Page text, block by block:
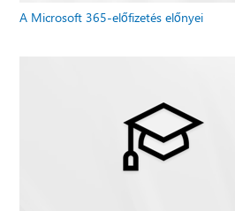
A Microsoft 365-előfizetés előnyei